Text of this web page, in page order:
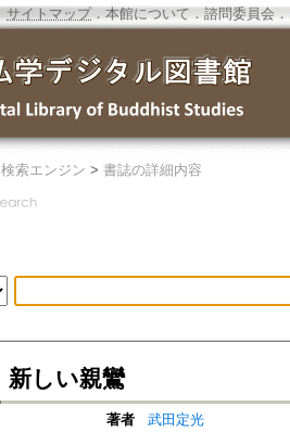
サイトマップ．本館について ． 諮問委員会 ．
検索エンジン > 書誌の詳細内容
新しい親鸞
著者
武田定光